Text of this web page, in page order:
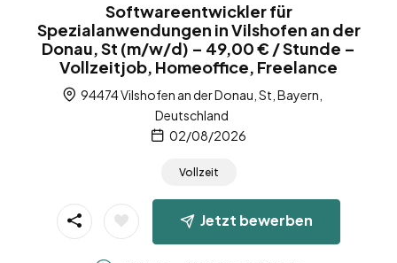
Softwareentwickler für
Spezialanwendungen in Vilshofen an der
Donau, St (m/w/d) – 49,00 € / Stunde –
Vollzeitjob, Homeoffice, Freelance
94474 Vilshofen an der Donau, St, Bayern,
Deutschland
02/08/2026
Vollzeit
Jetzt bewerben